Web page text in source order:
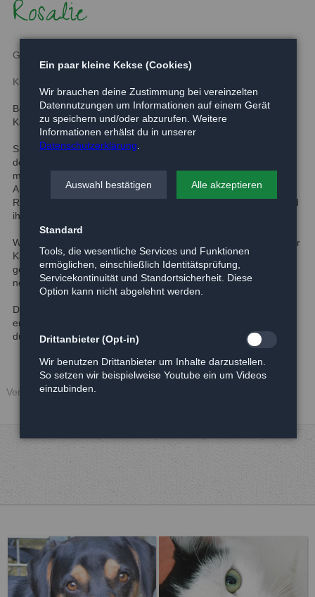
Rosalie
Geboren:
Kurzbeschreibung:
Bei Rosalie handelt es sich um eine 2-3jährige wunderschöne
Katzendame. Wahrscheinlich Main coon Mix
Sie wurde abgegeben, da sie sich nach einem Umzug nicht mit
der hauseigenen Katze vertrug. Rosalie ist sehr
menschenbezogen und liebt Streicheleinheiten über alles.
Andere Katzen sollten nicht im Haushalt vorhanden sein, da
Rosalie diese nicht mag. Rosalie ist sehr selbstbewusst. Sie wird
ihr neues Zuhause mit Sicherheit sehr schnell erobern.
Wer sich für Rosalie interessiert sollte bedenken, dass bei dieser
Katze Fellpflege ein muss ist. Sie muss mehrmals wöchentlich
gebürstet werden, da langes Fell schnell verfilzt und dann nur
noch abgeschoren werden kann.
Da Rosalie als Einzelkatze leben möchte, sollte sie nach einer
entsprechenden Eingewöhnungsphase Freigang genießen
dürfen.
Veröffentlicht: 11.05.2017
Ein paar kleine Kekse (Cookies)
Wir brauchen deine Zustimmung bei vereinzelten
Datennutzungen um Informationen auf einem Gerät
zu speichern und/oder abzurufen. Weitere
Informationen erhälst du in unserer
Datenschutzerklärung
Auswahl bestätigen Alle akzeptieren
Standard
Tools, die wesentliche Services und Funktionen
ermöglichen, einschließlich Identitätsprüfung,
Servicekontinuität und Standortsicherheit. Diese
Option kann nicht abgelehnt werden.
Drittanbieter (Opt-in)
Wir benutzen Drittanbieter um Inhalte darzustellen.
So setzen wir beispielweise Youtube ein um Videos
einzubinden.